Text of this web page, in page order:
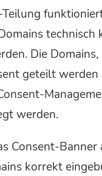
technisch
Die Domains,
geteilt
werden.
Consent-Banner
korrekt